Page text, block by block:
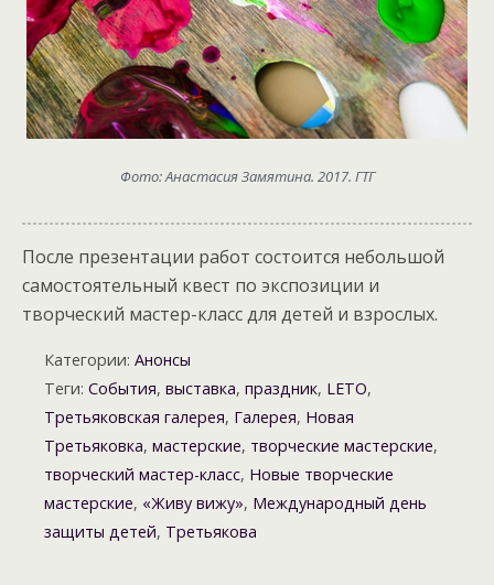
Фото: Анастасия Замятина. 2017. ГТГ
После презентации работ состоится небольшой
самостоятельный квест по экспозиции и
творческий мастер-класс для детей и взрослых.
Категории: Анонсы
Теги: События, выставка, праздник, LETO,
Третьяковская галерея, Галерея, Новая
Третьяковка, мастерские, творческие мастерские,
творческий мастер-класс, Новые творческие
мастерские, «Живу вижу», Международный день
защиты детей, Третьякова